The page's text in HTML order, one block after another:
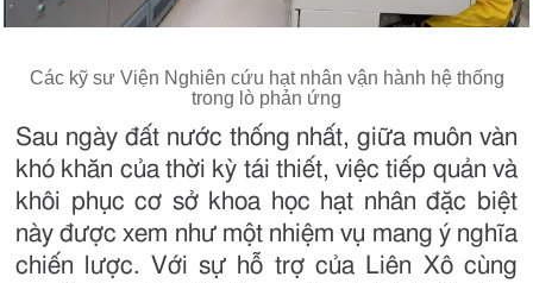
Các kỹ sư Viện Nghiên cứu hạt nhân vận hành hệ thống
trong lò phản ứng
Sau ngày đất nước thống nhất, giữa muôn vàn
khó khăn của thời kỳ tái thiết, việc tiếp quản và
khôi phục cơ sở khoa học hạt nhân đặc biệt
này được xem như một nhiệm vụ mang ý nghĩa
chiến lược. Với sự hỗ trợ của Liên Xô cùng